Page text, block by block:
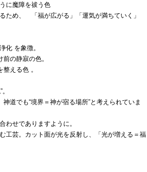
魔障を祓う色
ため、 「福が広がる」「運気が満ちていく」
化 を象徴。
の静寂の色。
える色 。
道でも“境界＝神が宿る場所”と考えられていま
わせでありますように。
芸。カット面が光を反射し、「光が増える＝福